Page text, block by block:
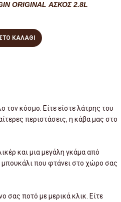
ORIGINAL ΑΣΚΟΣ 2.8L
ΚΑΛΆΘΙ
τον κόσμο. Είτε είστε λάτρης του
περιστάσεις, η κάβα μας στο
και μια μεγάλη γκάμα από
μπουκάλι που φτάνει στο χώρο σας
σας ποτό με μερικά κλικ. Είτε